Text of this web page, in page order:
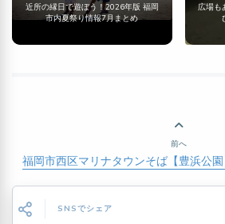
近所の縁日で遊ぼう！2026年版 福岡
市内夏祭り情報7月まとめ
広場も
前へ
福岡市西区マリナタウンそば【豊浜公
SNSでシェア